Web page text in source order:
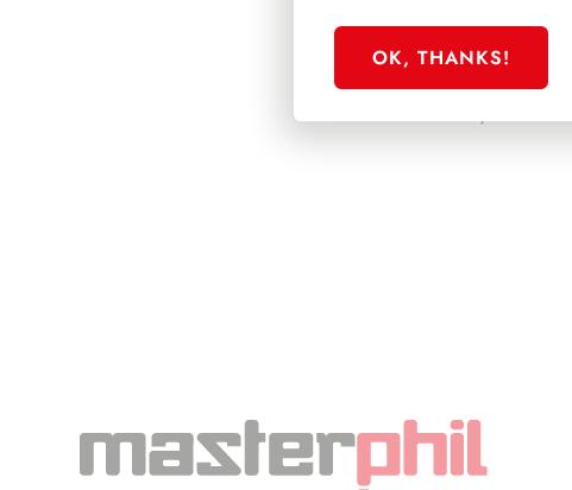
PRESIDENZA COSSIGA
1985/1992
OK, THANKS!